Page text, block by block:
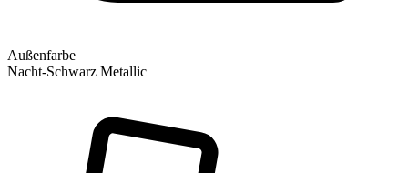
Außenfarbe
Nacht-Schwarz Metallic